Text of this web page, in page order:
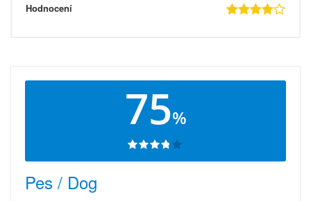
Hodnocení
75%
Pes / Dog